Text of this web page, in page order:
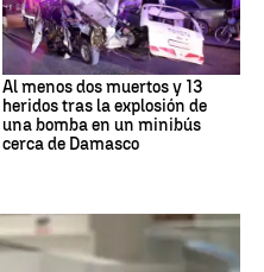
Al menos dos muertos y 13
heridos tras la explosión de
una bomba en un minibús
cerca de Damasco